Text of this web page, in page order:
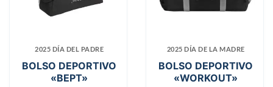
2025 DÍA DEL PADRE
BOLSO DEPORTIVO
«BEPT»
2025 DÍA DE LA MADRE
BOLSO DEPORTIVO
«WORKOUT»